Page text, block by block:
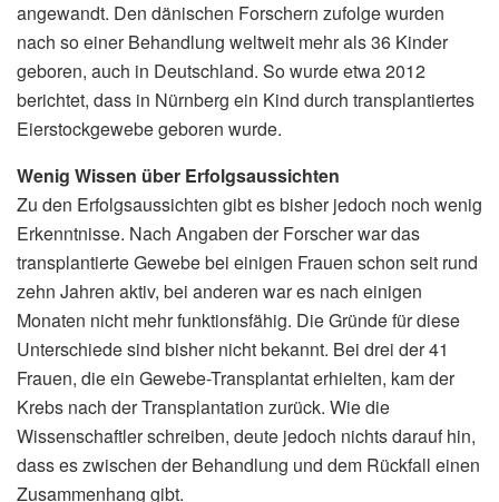
angewandt. Den dänischen Forschern zufolge wurden
nach so einer Behandlung weltweit mehr als 36 Kinder
geboren, auch in Deutschland. So wurde etwa 2012
berichtet, dass in Nürnberg ein Kind durch transplantiertes
Eierstockgewebe geboren wurde.
Wenig Wissen über Erfolgsaussichten
Zu den Erfolgsaussichten gibt es bisher jedoch noch wenig
Erkenntnisse. Nach Angaben der Forscher war das
transplantierte Gewebe bei einigen Frauen schon seit rund
zehn Jahren aktiv, bei anderen war es nach einigen
Monaten nicht mehr funktionsfähig. Die Gründe für diese
Unterschiede sind bisher nicht bekannt. Bei drei der 41
Frauen, die ein Gewebe-Transplantat erhielten, kam der
Krebs nach der Transplantation zurück. Wie die
Wissenschaftler schreiben, deute jedoch nichts darauf hin,
dass es zwischen der Behandlung und dem Rückfall einen
Zusammenhang gibt.